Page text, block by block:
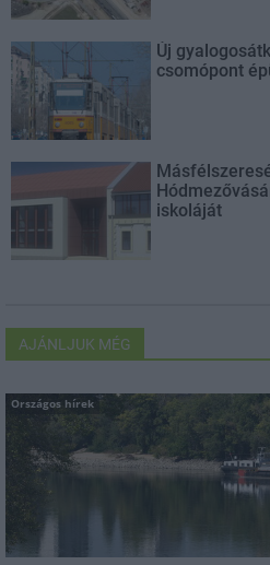
Új
csomópont
iskoláját
AJÁNLJUK MÉG
Országos hírek